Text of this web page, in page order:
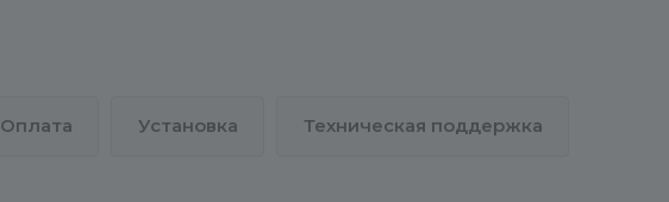
Оплата Установка Техническая поддержка